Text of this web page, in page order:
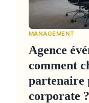
MANAGEMENT
Agence
comment
partenaire
corporate ?